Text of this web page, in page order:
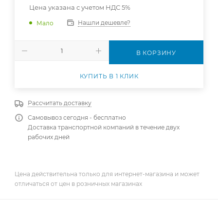
Цена указана с учетом НДС 5%
Мало Нашли дешевле?
В КОРЗИНУ
КУПИТЬ В 1 КЛИК
Рассчитать доставку
Самовывоз сегодня - бесплатно
Доставка транспортной компаний в течение двух
рабочих дней
Цена действительна только для интернет-магазина и может
отличаться от цен в розничных магазинах